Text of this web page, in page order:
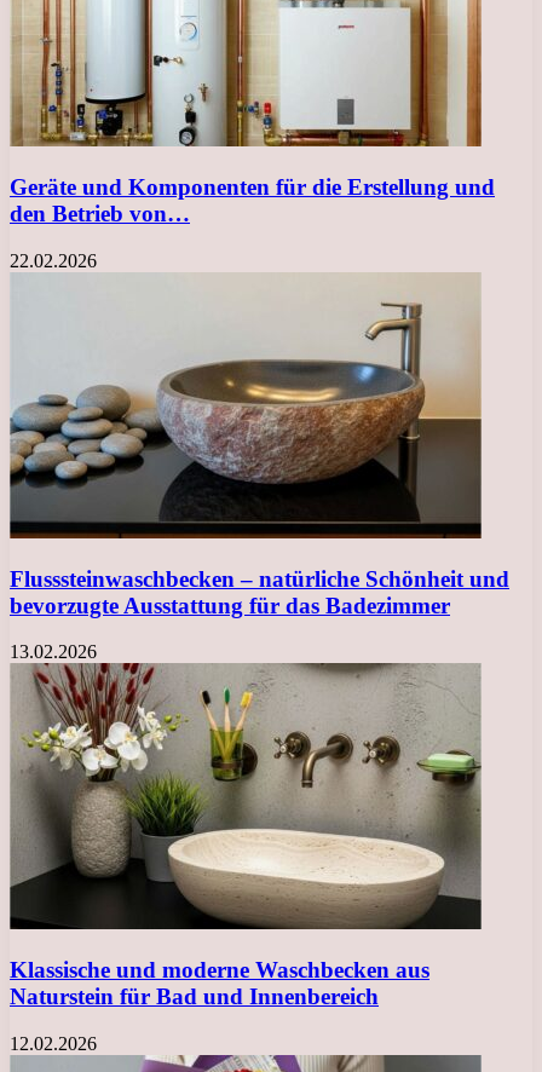
Geräte und Komponenten für die Erstellung und
den Betrieb von…
22.02.2026
Flusssteinwaschbecken – natürliche Schönheit und
bevorzugte Ausstattung für das Badezimmer
13.02.2026
Klassische und moderne Waschbecken aus
Naturstein für Bad und Innenbereich
12.02.2026